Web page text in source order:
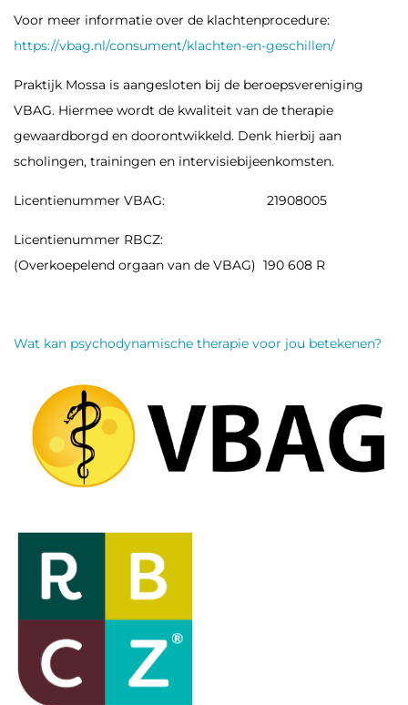
Voor meer informatie over de klachtenprocedure:
https://vbag.nl/consument/klachten-en-geschillen/
Praktijk Mossa is aangesloten bij de beroepsvereniging
VBAG. Hiermee wordt de kwaliteit van de therapie
gewaardborgd en doorontwikkeld. Denk hierbij aan
scholingen, trainingen en intervisiebijeenkomsten.
Licentienummer VBAG: 21908005
Licentienummer RBCZ:
(Overkoepelend orgaan van de VBAG) 190 608 R
Wat kan psychodynamische therapie voor jou betekenen?